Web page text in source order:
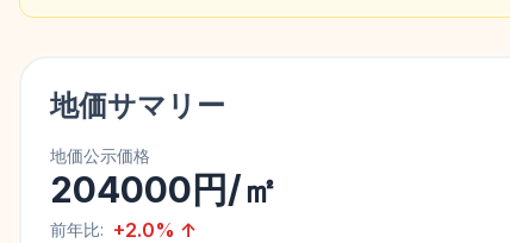
地価サマリー
地価公示価格
204000円/㎡
前年比: +2.0% ↑